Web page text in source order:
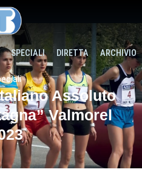
SPECIALI DIRETTA ARCHIVIO
Assoluto
Valmorel